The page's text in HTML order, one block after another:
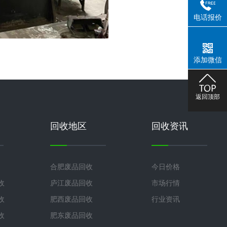
回收地区
合肥废品回收
庐江废品回收
肥西废品回收
肥东废品回收
回收资讯
今日价格
市场行情
行业资讯
电话报价
添加微信
返回顶部